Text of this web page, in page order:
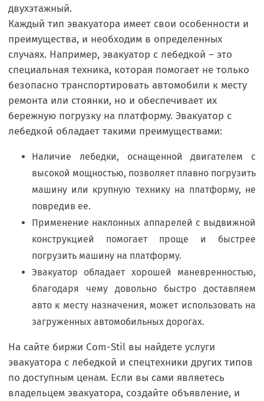
двухэтажный.
Каждый тип эвакуатора имеет свои особенности и
преимущества, и необходим в определенных
случаях. Например, эвакуатор с лебедкой – это
специальная техника, которая помогает не только
безопасно транспортировать автомобили к месту
ремонта или стоянки, но и обеспечивает их
бережную погрузку на платформу. Эвакуатор с
лебедкой обладает такими преимуществами:
Наличие лебедки, оснащенной двигателем с
высокой мощностью, позволяет плавно погрузить
машину или крупную технику на платформу, не
повредив ее.
Применение наклонных аппарелей с выдвижной
конструкцией помогает проще и быстрее
погрузить машину на платформу.
Эвакуатор обладает хорошей маневренностью,
благодаря чему довольно быстро доставляем
авто к месту назначения, может использовать на
загруженных автомобильных дорогах.
На сайте биржи Com-Stil вы найдете услуги
эвакуатора с лебедкой и спецтехники других типов
по доступным ценам. Если вы сами являетесь
владельцем эвакуатора, создайте объявление, и